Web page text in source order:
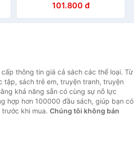
101.800 đ
thông tin giá cả sách các thể loại. Từ
tập, sách trẻ em, truyện tranh, truyện
khả năng sẵn có cùng sự nỗ lực
hợp hơn 100000 đầu sách, giúp bạn có
khi mua. Chúng tôi không bán